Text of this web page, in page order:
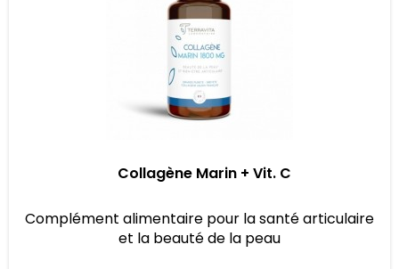
Collagène Marin + Vit. C
Complément alimentaire pour la santé articulaire
et la beauté de la peau